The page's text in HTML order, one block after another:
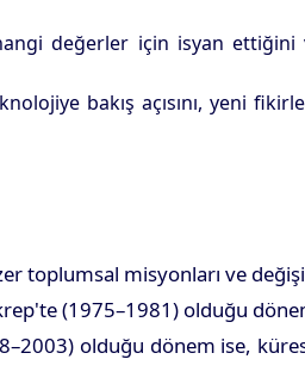
değerler için isyan ettiğini
bakış açısını, yeni
toplumsal misyonları ve
(1975–1981) olduğu
olduğu dönem ise,